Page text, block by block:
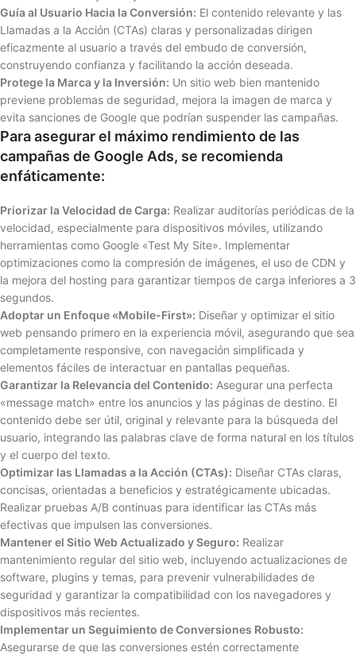
Guía al Usuario Hacia la Conversión: El contenido relevante y las
Llamadas a la Acción (CTAs) claras y personalizadas dirigen
eficazmente al usuario a través del embudo de conversión,
construyendo confianza y facilitando la acción deseada.
Protege la Marca y la Inversión: Un sitio web bien mantenido
previene problemas de seguridad, mejora la imagen de marca y
evita sanciones de Google que podrían suspender las campañas.
Para asegurar el máximo rendimiento de las
campañas de Google Ads, se recomienda
enfáticamente:
Priorizar la Velocidad de Carga: Realizar auditorías periódicas de la
velocidad, especialmente para dispositivos móviles, utilizando
herramientas como Google «Test My Site». Implementar
optimizaciones como la compresión de imágenes, el uso de CDN y
la mejora del hosting para garantizar tiempos de carga inferiores a 3
segundos.
Adoptar un Enfoque «Mobile-First»: Diseñar y optimizar el sitio
web pensando primero en la experiencia móvil, asegurando que sea
completamente responsive, con navegación simplificada y
elementos fáciles de interactuar en pantallas pequeñas.
Garantizar la Relevancia del Contenido: Asegurar una perfecta
«message match» entre los anuncios y las páginas de destino. El
contenido debe ser útil, original y relevante para la búsqueda del
usuario, integrando las palabras clave de forma natural en los títulos
y el cuerpo del texto.
Optimizar las Llamadas a la Acción (CTAs): Diseñar CTAs claras,
concisas, orientadas a beneficios y estratégicamente ubicadas.
Realizar pruebas A/B continuas para identificar las CTAs más
efectivas que impulsen las conversiones.
Mantener el Sitio Web Actualizado y Seguro: Realizar
mantenimiento regular del sitio web, incluyendo actualizaciones de
software, plugins y temas, para prevenir vulnerabilidades de
seguridad y garantizar la compatibilidad con los navegadores y
dispositivos más recientes.
Implementar un Seguimiento de Conversiones Robusto:
Asegurarse de que las conversiones estén correctamente